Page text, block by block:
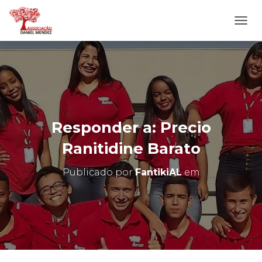
L
T
E
R
N
A
N
A
E
G
O
Responder a: Precio
Ranitidine Barato
Publicado porFantikiALem